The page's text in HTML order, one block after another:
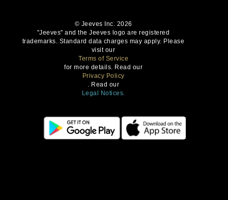
© Jeeves Inc. 2026
"Jeeves" and the Jeeves logo are registered
trademarks. Standard data charges may apply. Please
visit our
Terms of Service
for more details. Read our
Privacy Policy
. Read our
Legal Notices.